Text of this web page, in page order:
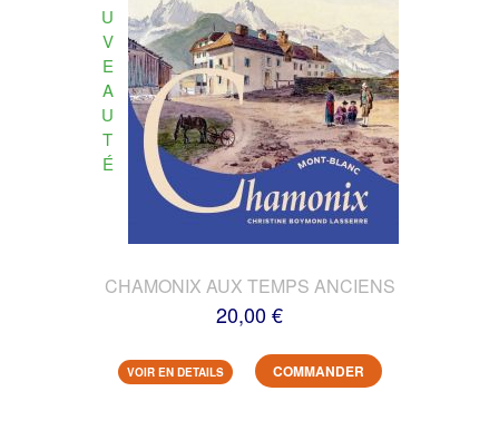
U
V
E
A
U
T
É
CHAMONIX AUX TEMPS ANCIENS
20,00 €
VOIR EN DETAILS COMMANDER